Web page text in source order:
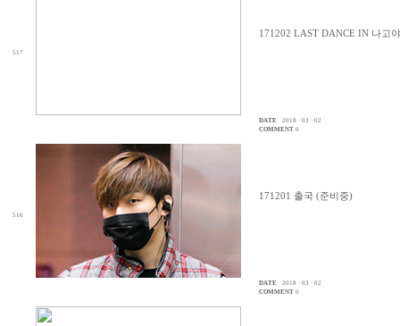
517
171202 LAST DANCE IN 나고
DATE
2018 · 03 · 02
COMMENT 0
516
171201 출국 (준비중)
DATE
2018 · 03 · 02
COMMENT 0